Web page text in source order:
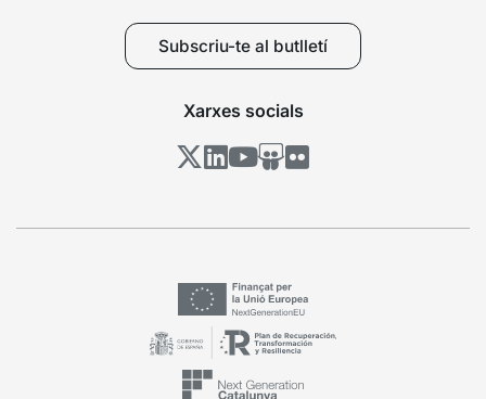
Subscriu-te al butlletí
Xarxes socials